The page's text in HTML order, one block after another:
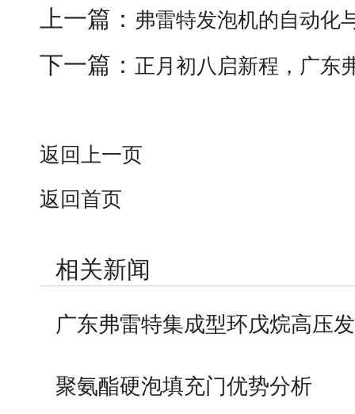
上一篇： 弗雷特发泡机的自动化
下一篇： 正月初八启新程，广东
返回上一页
返回首页
相关新闻
广东弗雷特集成型环戊烷高压
聚氨酯硬泡填充门优势分析